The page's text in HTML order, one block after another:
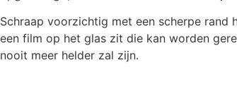
Schraap voorzichtig met een scherpe
een film op het glas zit die kan worden
nooit meer helder zal zijn.